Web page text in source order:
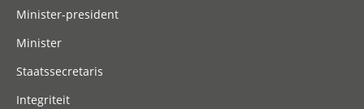
Minister-president
Minister
Staatssecretaris
Integriteit